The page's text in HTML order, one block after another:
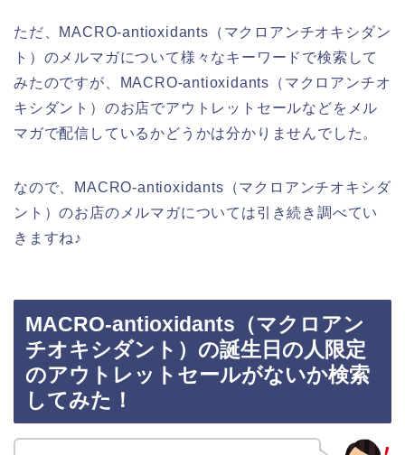
ただ、MACRO-antioxidants（マクロアンチオキシダン
ト）のメルマガについて様々なキーワードで検索して
みたのですが、MACRO-antioxidants（マクロアンチオ
キシダント）のお店でアウトレットセールなどをメル
マガで配信しているかどうかは分かりませんでした。
なので、MACRO-antioxidants（マクロアンチオキシダ
ント）のお店のメルマガについては引き続き調べてい
きますね♪
MACRO-antioxidants（マクロアン
チオキシダント）の誕生日の人限定
のアウトレットセールがないか検索
してみた！